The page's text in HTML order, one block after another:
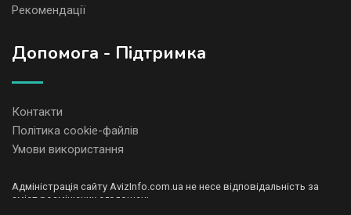
Рекомендації
Допомога - Підтримка
Контакти
Політика cookie-файлів
Умови використання
Адміністрація сайту AvizInfo.com.ua не несе відповідальність за
зміст розміщених оголошень.